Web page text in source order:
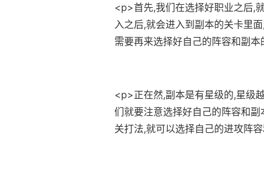
<p>首先,我们在选择好职业之后,
入之后,就会进入到副本的关卡里
需要再来选择好自己的阵容和副
<p>正在然,副本是有星级的,星级
们就要注意选择好自己的阵容和
关打法,就可以选择自己的进攻阵